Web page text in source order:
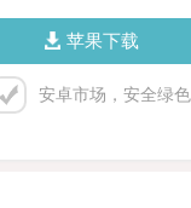
苹果下载
安卓市场，安全绿色